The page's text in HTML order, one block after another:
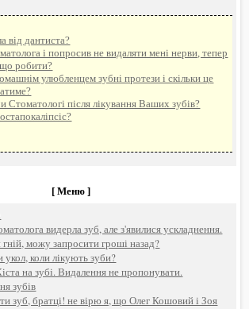
від дантиста?
і попросив не видаляти мені нерви, тепер
робити?
улюбленцем зубні протези і скільки це
після лікування Ваших зубів?
[ Меню ]
видерла зуб, але з'явилися ускладнення.
можу запросити гроші назад?
коли лікують зуби?
на зубі. Видалення не пропонувати.
зубів
зуб, братці! не вірю я, що Олег Кошовий і Зоя